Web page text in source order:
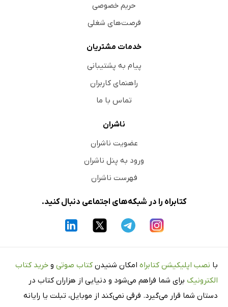
حریم خصوصی
فرصت‌های شغلی
خدمات مشتریان
پیام به پشتیبانی
راهنمای کاربران
تماس با ما
ناشران
عضویت ناشران
ورود به پنل ناشران
فهرست ناشران
کتابراه را در شبکه‌های اجتماعی دنبال کنید.
با نصب اپلیکیشن کتابراه امکان شنیدن کتاب صوتی و خرید کتاب
الکترونیک برای شما فراهم می‌شود و دنیایی از هزاران کتاب در
دستان شما قرار می‌گیرد. فرقی نمی‌کند از موبایل، تبلت یا رایانه